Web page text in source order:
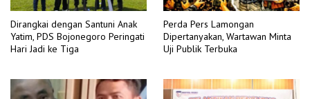
Dirangkai dengan Santuni Anak
Yatim, PDS Bojonegoro Peringati
Hari Jadi ke Tiga
Perda Pers Lamongan
Dipertanyakan, Wartawan Minta
Uji Publik Terbuka